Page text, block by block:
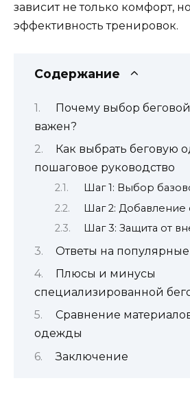
зависит не только комфорт,
эффективность тренировок.
Содержание
Почему выбор
важен?
Как выбрать беговую
пошаговое руководство
Шаг 1: Выбор
Шаг 2: Добавление
Шаг 3: Защита от
Ответы на
Плюсы и минусы
специализированной
Сравнение
одежды
Заключение